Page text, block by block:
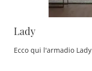
Lady